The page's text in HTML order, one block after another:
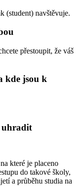
(student) navštěvuje.
přestoupit, že váš
kde jsou k
uhradit
které je placeno
do takové školy,
a průběhu studia na